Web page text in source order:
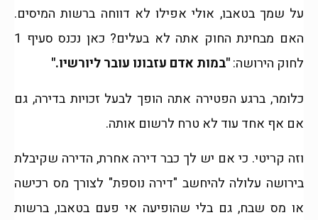
על שמך בטאבו, אולי אפילו לא דווחה ברשות המיסים.
האם מבחינת החוק אתה לא בעלים? כאן נכנס סעיף 1
לחוק הירושה:"במות אדם עזבונו עובר ליורשיו."
כלומר, ברגע הפטירה אתה הופך לבעל זכויות בדירה, גם
אם אף אחד עוד לא טרח לרשום אותה.
וזה קריטי. כי אם יש לך כבר דירה אחרת, הדירה שקיבלת
בירושה עלולה להיחשב "דירה נוספת" לצורך מס רכישה
או מס שבח, גם בלי שהופיעה אי פעם בטאבו, ברשות